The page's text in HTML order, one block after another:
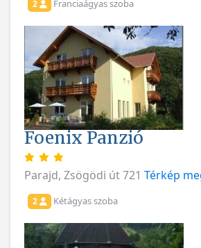
2 Franciaágyas szoba
Foenix Panzió
Parajd, Zsögödi út 721 Térkép
2 Kétágyas szoba